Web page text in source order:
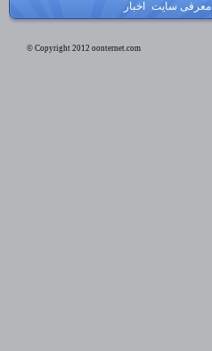
معرفی سایت اخبار
© Copyright 2012 oonternet.com